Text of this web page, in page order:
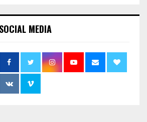
SOCIAL MEDIA